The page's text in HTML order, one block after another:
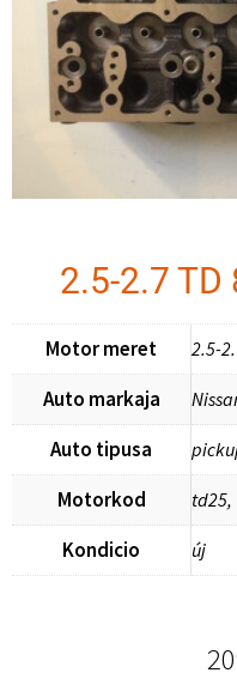
2.5-2.7 TD
Motor meret 2.5-
Auto markaja
Auto tipusa
Motorkod td25,
Kondicio új